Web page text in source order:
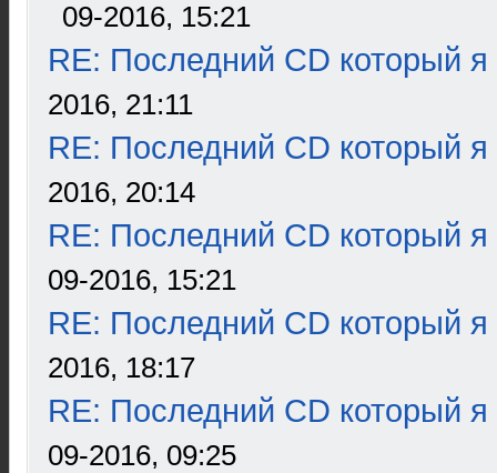
09-2016, 15:21
RE: Последний CD который я
2016, 21:11
RE: Последний CD который я
2016, 20:14
RE: Последний CD который я
09-2016, 15:21
RE: Последний CD который я
2016, 18:17
RE: Последний CD который я
09-2016, 09:25